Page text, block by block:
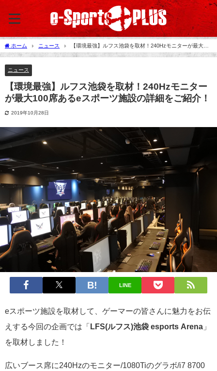
ホーム ニュース
【環境最強】ルフス池袋を取材！240Hzモニターが最大
100席あるeスポーツ施設の詳細をご紹介！
ニュース
【環境最強】ルフス池袋を取材！240Hzモニター
が最大100席あるeスポーツ施設の詳細をご紹介！
2019年10月28日
LINE
eスポーツ施設を取材して、ゲーマーの皆さんに魅力をお伝
えする今回の企画では「
LFS(ルフス)池袋 esports Arena 」
を取材しました！
広いブース席に240Hzのモニター/1080Tiのグラボ/i7 8700